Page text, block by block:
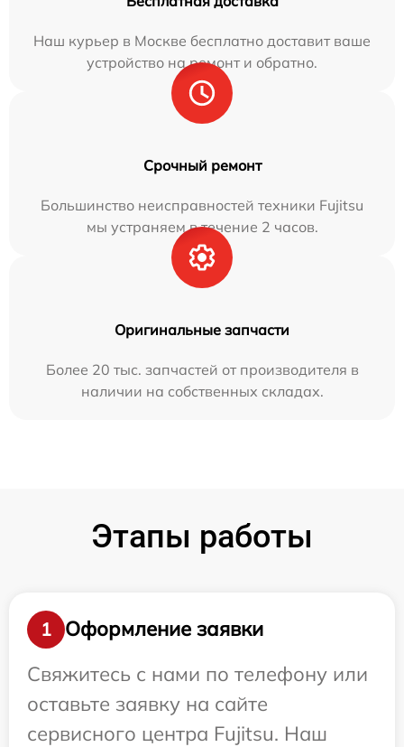
Наш курьер в Москве бесплатно доставит ваше
устройство на ремонт и обратно.
Срочный ремонт
Большинство неисправностей техники Fujitsu
мы устраняем в течение 2 часов.
Оригинальные запчасти
Более 20 тыс. запчастей от производителя в
наличии на собственных складах.
Этапы работы
1
Оформление заявки
Свяжитесь с нами по телефону или
оставьте заявку на сайте
сервисного центра Fujitsu. Наш